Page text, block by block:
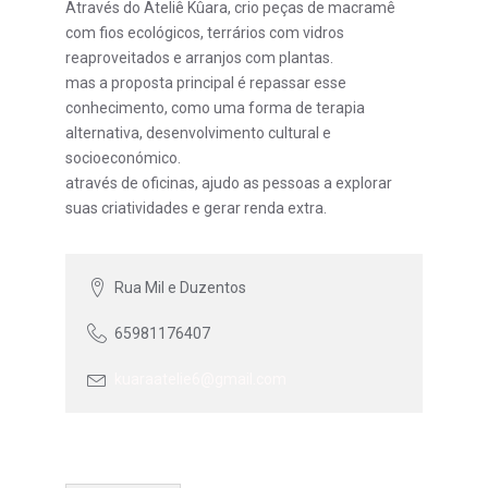
Através do Ateliê Kûara, crio peças de macramê
com fios ecológicos, terrários com vidros
reaproveitados e arranjos com plantas.
mas a proposta principal é repassar esse
conhecimento, como uma forma de terapia
alternativa, desenvolvimento cultural e
socioeconómico.
através de oficinas, ajudo as pessoas a explorar
suas criatividades e gerar renda extra.
Rua Mil e Duzentos
65981176407